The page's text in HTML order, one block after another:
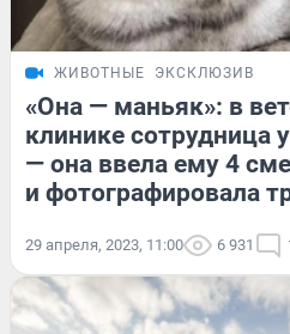
ЖИВОТНЫЕ ЭКСКЛЮЗИВ
«Она — маньяк»: в
клинике сотрудница
— она ввела ему 4
и фотографировала
29 апреля, 2023, 11:00 6 931